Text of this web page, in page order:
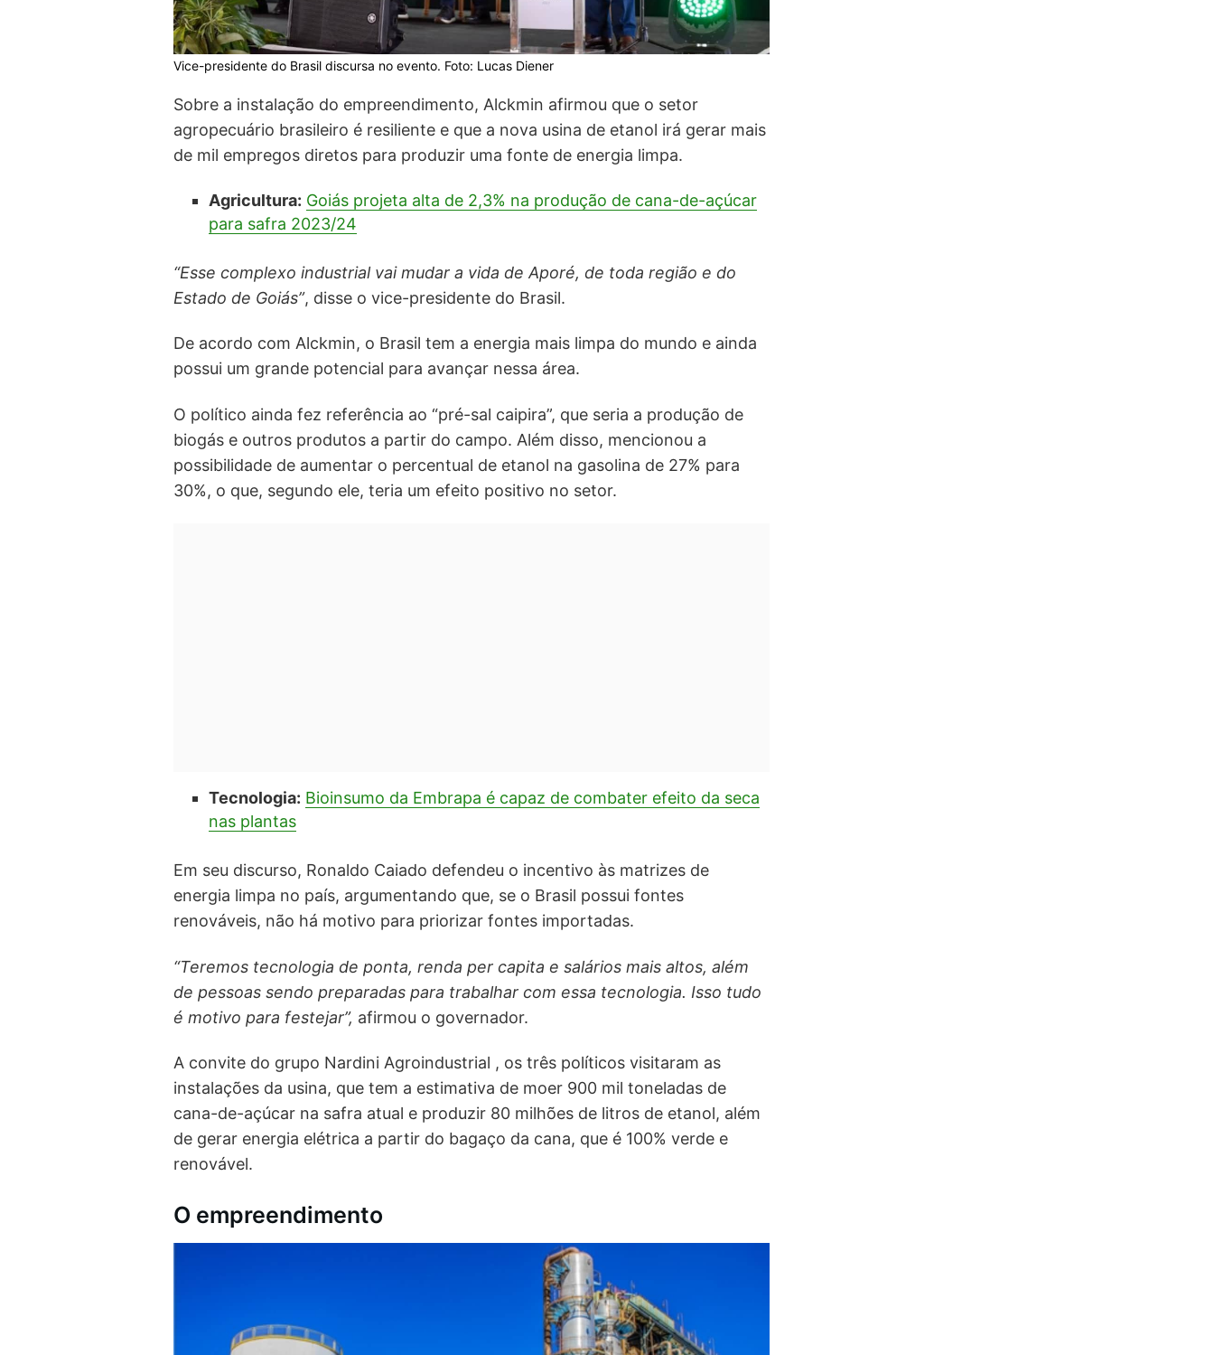
Vice-presidente do Brasil discursa no evento. Foto: Lucas Diener
Sobre a instalação do empreendimento, Alckmin afirmou que o setor
agropecuário brasileiro é resiliente e que a nova usina de etanol irá gerar mais
de mil empregos diretos para produzir uma fonte de energia limpa.
Agricultura: Goiás projeta alta de 2,3% na produção de cana-de-açúcar
para safra 2023/24
“Esse complexo industrial vai mudar a vida de Aporé, de toda região e do
Estado de Goiás”, disse o vice-presidente do Brasil.
De acordo com Alckmin, o Brasil tem a energia mais limpa do mundo e ainda
possui um grande potencial para avançar nessa área.
O político ainda fez referência ao “pré-sal caipira”, que seria a produção de
biogás e outros produtos a partir do campo. Além disso, mencionou a
possibilidade de aumentar o percentual de etanol na gasolina de 27% para
30%, o que, segundo ele, teria um efeito positivo no setor.
Tecnologia: Bioinsumo da Embrapa é capaz de combater efeito da seca
nas plantas
Em seu discurso, Ronaldo Caiado defendeu o incentivo às matrizes de
energia limpa no país, argumentando que, se o Brasil possui fontes
renováveis, não há motivo para priorizar fontes importadas.
“Teremos tecnologia de ponta, renda per capita e salários mais altos, além
de pessoas sendo preparadas para trabalhar com essa tecnologia. Isso tudo
é motivo para festejar”, afirmou o governador.
A convite do grupo Nardini Agroindustrial , os três políticos visitaram as
instalações da usina, que tem a estimativa de moer 900 mil toneladas de
cana-de-açúcar na safra atual e produzir 80 milhões de litros de etanol, além
de gerar energia elétrica a partir do bagaço da cana, que é 100% verde e
renovável.
O empreendimento